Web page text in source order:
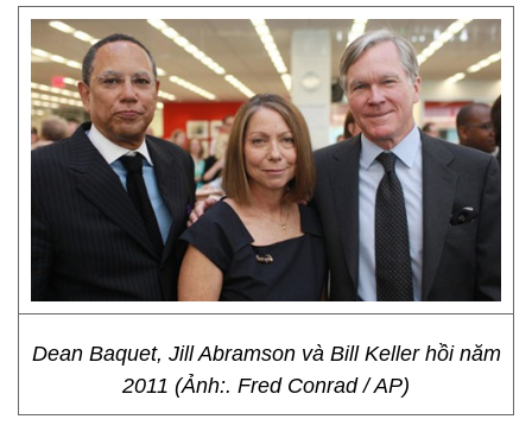
Dean Baquet, Jill Abramson và Bill Keller hồi năm
2011 (Ảnh:. Fred Conrad / AP)